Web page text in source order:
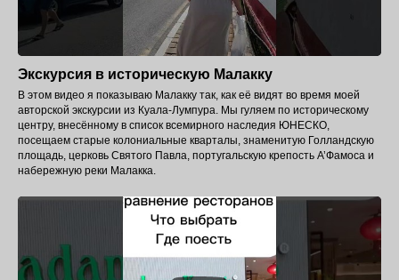
Экскурсия в историческую Малакку
В этом видео я показываю Малакку так, как её видят во время моей
авторской экскурсии из Куала-Лумпура. Мы гуляем по историческому
центру, внесённому в список всемирного наследия ЮНЕСКО,
посещаем старые колониальные кварталы, знаменитую Голландскую
площадь, церковь Святого Павла, португальскую крепость А’Фамоса и
набережную реки Малакка.